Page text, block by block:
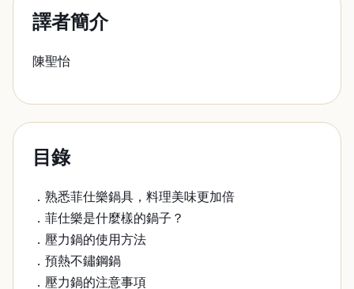
譯者簡介
陳聖怡
目錄
．熟悉菲仕樂鍋具，料理美味更加倍
．菲仕樂是什麼樣的鍋子？
．壓力鍋的使用方法
．預熱不鏽鋼鍋
．壓力鍋的注意事項